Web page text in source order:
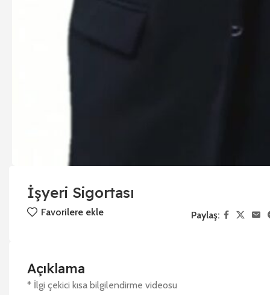
İşyeri Sigortası
Favorilere ekle Paylaş:
Açıklama
* İlgi çekici kısa bilgilendirme videosu